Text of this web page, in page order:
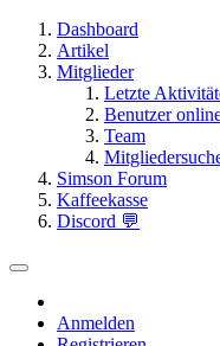
Dashboard
Artikel
Mitglieder
Letzte
Benutzer
Team
Simson Forum
Kaffeekasse
Discord 💬
Anmelden